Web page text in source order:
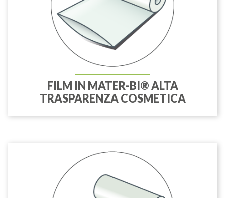
FILM IN MATER-BI® ALTA
TRASPARENZA COSMETICA